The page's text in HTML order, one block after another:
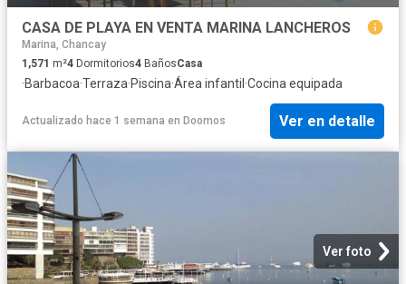
CASA DE PLAYA EN VENTA MARINA LANCHEROS
Marina, Chancay
1,571 m²4 Dormitorios4 BañosCasa
·Barbacoa·Terraza·Piscina·Área infantil ·Cocina equipada
Actualizado hace 1 semana en Doomos Ver en detalle
Ver foto